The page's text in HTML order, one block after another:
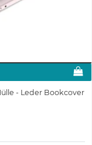
- Leder Bookcover